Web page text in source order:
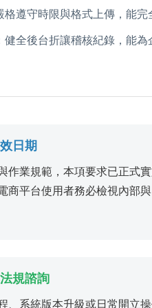
格遵守時限與格式上傳，能
健全後台折讓稽核紀錄，能
日期
作業規範，本項要求已正式
商平台使用者務必檢視內部
規諮詢
、系統版本升級或日常開立